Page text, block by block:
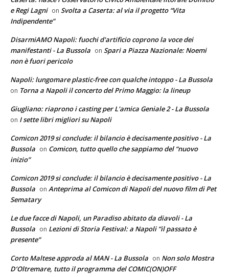
e Regi Lagni on Svolta a Caserta: al via il progetto “Vita
Indipendente”
DisarmiAMO Napoli: fuochi d'artificio coprono la voce dei
manifestanti - La Bussola on Spari a Piazza Nazionale: Noemi
non è fuori pericolo
Napoli: lungomare plastic-free con qualche intoppo - La Bussola
on Torna a Napoli il concerto del Primo Maggio: la lineup
Giugliano: riaprono i casting per L'amica Geniale 2 - La Bussola
on I sette libri migliori su Napoli
Comicon 2019 si conclude: il bilancio è decisamente positivo - La
Bussola on Comicon, tutto quello che sappiamo del “nuovo
inizio”
Comicon 2019 si conclude: il bilancio è decisamente positivo - La
Bussola on Anteprima al Comicon di Napoli del nuovo film di Pet
Sematary
Le due facce di Napoli, un Paradiso abitato da diavoli - La
Bussola on Lezioni di Storia Festival: a Napoli “il passato è
presente”
Corto Maltese approda al MAN - La Bussola on Non solo Mostra
D’Oltremare, tutto il programma del COMIC(ON)OFF